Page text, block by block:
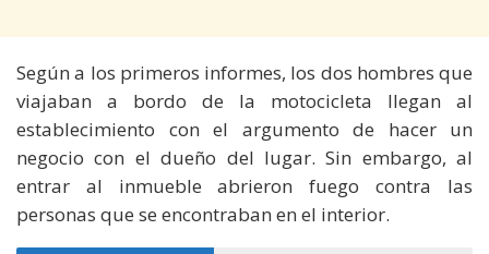
Según a los primeros informes, los dos hombres que
viajaban a bordo de la motocicleta llegan al
establecimiento con el argumento de hacer un
negocio con el dueño del lugar. Sin embargo, al
entrar al inmueble abrieron fuego contra las
personas que se encontraban en el interior.